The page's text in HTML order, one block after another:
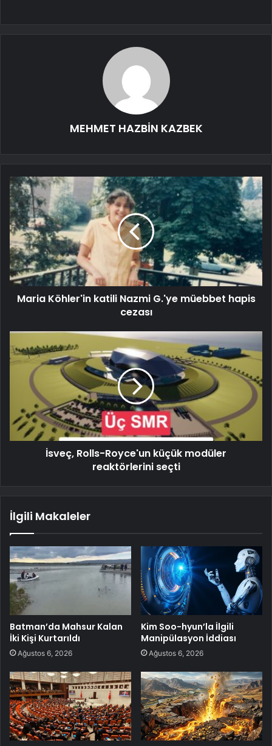
MEHMET HAZBİN KAZBEK
Maria Köhler'in katili Nazmi G.'ye müebbet hapis
cezası
İsveç, Rolls-Royce'un küçük modüler
reaktörlerini seçti
İlgili Makaleler
Batman’da Mahsur Kalan
İki Kişi Kurtarıldı
Ağustos 6, 2026
Kim Soo-hyun’la İlgili
Manipülasyon İddiası
Ağustos 6, 2026